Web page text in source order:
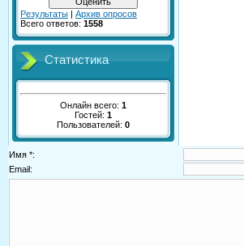
Результаты | Архив опросов
Всего ответов: 1558
Статистика
Онлайн всего: 1
Гостей: 1
Пользователей: 0
Имя *:
Email: